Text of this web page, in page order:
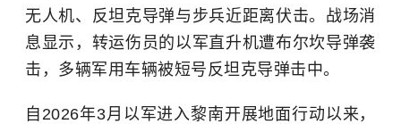
无人机、反坦克导弹与步兵近距离伏击。战场消
息显示，转运伤员的以军直升机遭布尔坎导弹袭
击，多辆军用车辆被短号反坦克导弹击中。
自2026年3月以军进入黎南开展地面行动以来，